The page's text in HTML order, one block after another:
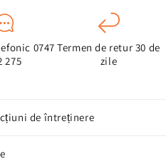
0747
275
Termen de retur 30 de
zile
de întreținere